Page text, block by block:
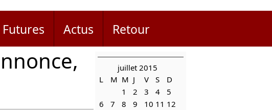
Actus Retour
juillet 2015
L
M M J V S D
1 2 3 4
5
6
7 8 9 10 11 12